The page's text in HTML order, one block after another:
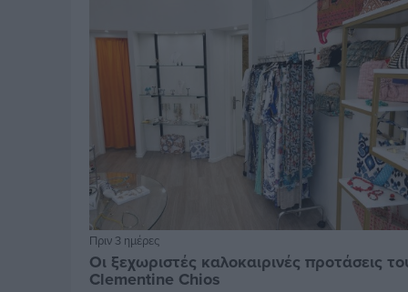
Πριν 3 ημέρες
Οι ξεχωριστές καλοκαιρινές προτάσεις
Clementine Chios